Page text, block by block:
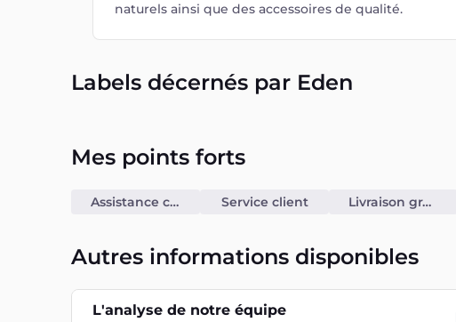
naturels ainsi que des accessoires de qualité.
Labels décernés par Eden
Mes points forts
Assistance chat Service client Livraison gratuite dès 50 €
Autres informations disponibles
L'analyse de notre équipe